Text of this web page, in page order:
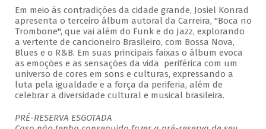
Em meio às contradições da cidade grande, Josiel Konrad
apresenta o terceiro álbum autoral da Carreira, "Boca no
Trombone", que vai além do Funk e do Jazz, explorando
a vertente de cancioneiro Brasileiro, com Bossa Nova,
Blues e o R&B. Em suas principais faixas o álbum evoca
as emoções e as sensações da vida periférica com um
universo de cores em sons e culturas, expressando a
luta pela igualdade e a força da periferia, além de
celebrar a diversidade cultural e musical brasileira.
PRÉ-RESERVA ESGOTADA